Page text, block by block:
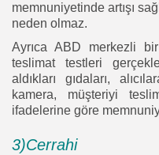
memnuniyetinde artışı
neden olmaz.
Ayrıca ABD merkezli
teslimat testleri
aldıkları gıdaları,
kamera, müşteriyi
ifadelerine göre
3)Cerrahi